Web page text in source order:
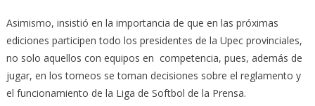
Asimismo, insistió en la importancia de que en las próximas
ediciones participen todo los presidentes de la Upec provinciales,
no solo aquellos con equipos en competencia, pues, además de
jugar, en los torneos se toman decisiones sobre el reglamento y
el funcionamiento de la Liga de Softbol de la Prensa.